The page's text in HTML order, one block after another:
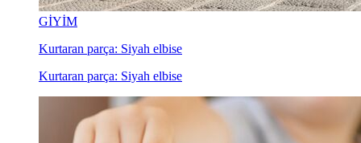
GİYİM
Kurtaran parça: Siyah elbise
Kurtaran parça: Siyah elbise